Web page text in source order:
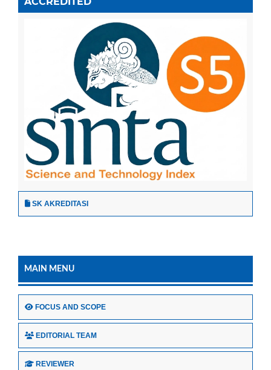
SK AKREDITASI
MAIN MENU
FOCUS AND SCOPE
EDITORIAL TEAM
REVIEWER